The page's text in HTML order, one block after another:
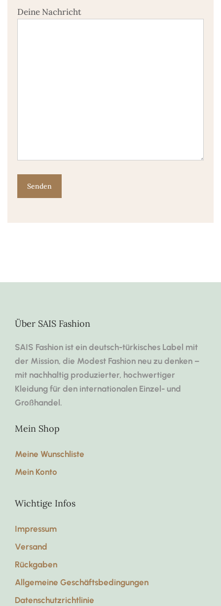
Deine Nachricht
Über SAIS Fashion
SAIS Fashion ist ein deutsch-türkisches Label mit
der Mission, die Modest Fashion neu zu denken –
mit nachhaltig produzierter, hochwertiger
Kleidung für den internationalen Einzel- und
Großhandel.
Mein Shop
Meine Wunschliste
Mein Konto
Wichtige Infos
Impressum
Versand
Rückgaben
Allgemeine Geschäftsbedingungen
Datenschutzrichtlinie